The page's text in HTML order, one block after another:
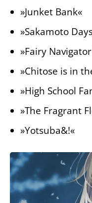
»Junket Bank«
»Sakamoto
»Fairy
»Chitose is in
»High School
»The Fragrant
»Yotsuba&!«